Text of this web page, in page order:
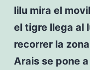
lilu mira el
el tigre llega al
recorrer la
Arais se pone